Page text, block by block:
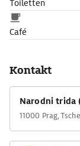
Toiletten
Café
Kontakt
Narodni trida
11000 Prag,